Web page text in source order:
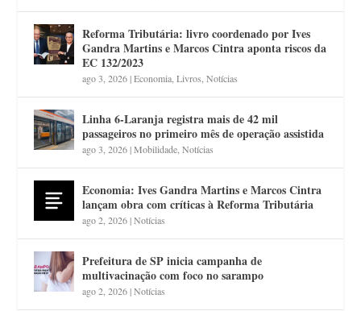
Reforma Tributária: livro coordenado por Ives
Gandra Martins e Marcos Cintra aponta riscos da
EC 132/2023
ago 3, 2026|Economia ,Livros ,Notícias
Linha 6-Laranja registra mais de 42 mil
passageiros no primeiro mês de operação assistida
ago 3, 2026|Mobilidade ,Notícias
Economia: Ives Gandra Martins e Marcos Cintra
lançam obra com críticas à Reforma Tributária
ago 2, 2026|Notícias
Prefeitura de SP inicia campanha de
multivacinação com foco no sarampo
ago 2, 2026|Notícias